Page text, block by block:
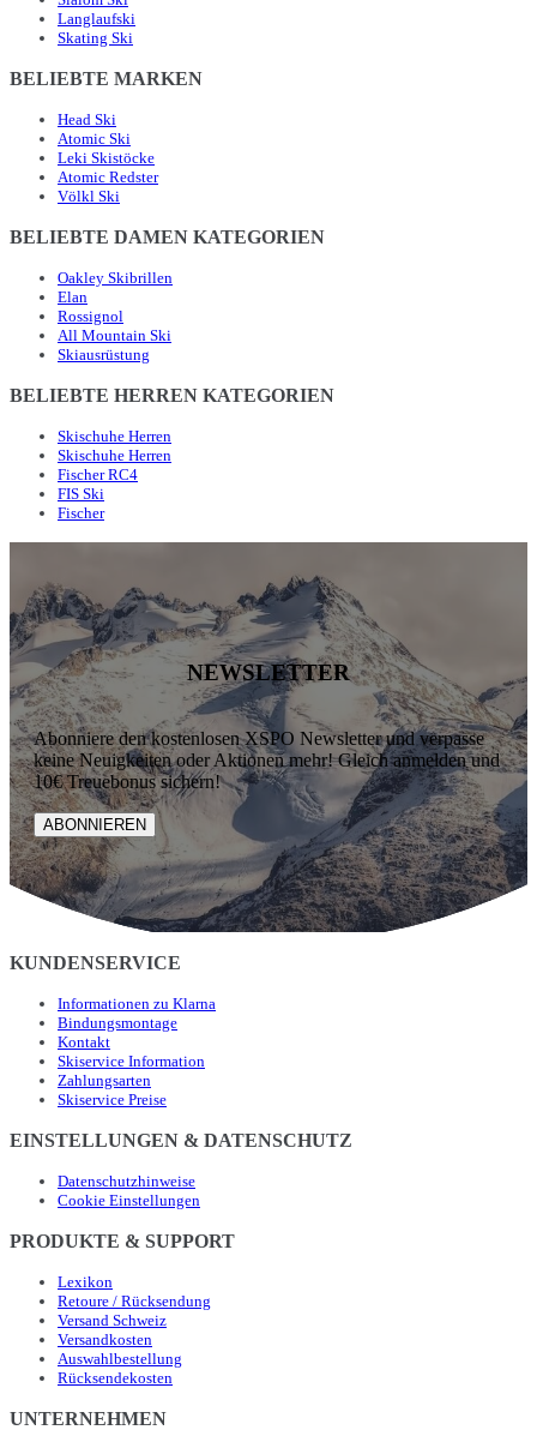
Langlaufski
Skating Ski
BELIEBTE MARKEN
Head Ski
Atomic Ski
Leki Skistöcke
Atomic Redster
Völkl Ski
BELIEBTE DAMEN KATEGORIEN
Oakley Skibrillen
Elan
Rossignol
All Mountain Ski
Skiausrüstung
BELIEBTE HERREN KATEGORIEN
Skischuhe Herren
Skischuhe Herren
Fischer RC4
FIS Ski
Fischer
NEWSLETTER
Abonniere den kostenlosen XSPO Newsletter und verpasse
keine Neuigkeiten oder Aktionen mehr! Gleich anmelden und
10€ Treuebonus sichern!
ABONNIEREN
KUNDENSERVICE
Informationen zu Klarna
Bindungsmontage
Kontakt
Skiservice Information
Zahlungsarten
Skiservice Preise
EINSTELLUNGEN & DATENSCHUTZ
Datenschutzhinweise
Cookie Einstellungen
PRODUKTE & SUPPORT
Lexikon
Retoure / Rücksendung
Versand Schweiz
Versandkosten
Auswahlbestellung
Rücksendekosten
UNTERNEHMEN